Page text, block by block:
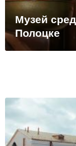
Музей
Полоцке